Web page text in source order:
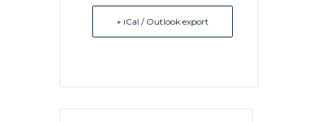
+ iCal / Outlook export